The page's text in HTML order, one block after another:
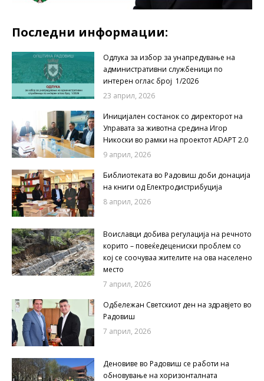
Последни информации:
Одлука за избор за унапредување на
административни службеници по
интерен оглас број 1/2026
23 април, 2026
Иницијален состанок со директорот на
Управата за животна средина Игор
Никоски во рамки на проектот ADAPT 2.0
9 април, 2026
Библиотеката во Радовиш доби донација
на книги од Електродистрибуција
8 април, 2026
Воиславци добива регулација на речното
корито – повеќедецениски проблем со
кој се соочуваа жителите на ова населено
место
7 април, 2026
Одбележан Светскиот ден на здравјето во
Радовиш
7 април, 2026
Деновиве во Радовиш се работи на
обновување на хоризонталната